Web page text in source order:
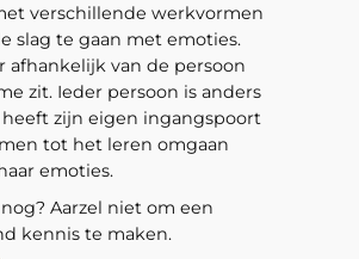
verschillende werkvormen
slag te gaan met emoties.
afhankelijk van de persoon
zit. Ieder persoon is anders
zijn eigen ingangspoort
tot het leren omgaan
emoties.
Aarzel niet om een
kennis te maken.